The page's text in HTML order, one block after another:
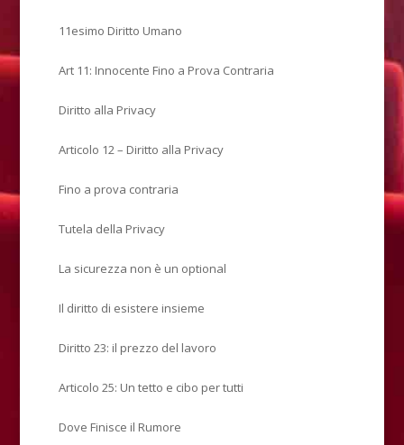
11esimo Diritto Umano
Art 11: Innocente Fino a Prova Contraria
Diritto alla Privacy
Articolo 12 – Diritto alla Privacy
Fino a prova contraria
Tutela della Privacy
La sicurezza non è un optional
Il diritto di esistere insieme
Diritto 23: il prezzo del lavoro
Articolo 25: Un tetto e cibo per tutti
Dove Finisce il Rumore